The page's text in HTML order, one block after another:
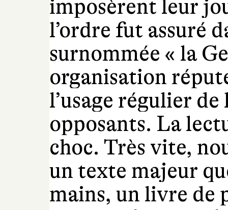
imposèrent leur
l’ordre fut assuré
surnommée « la
organisation
l’usage régulier
opposants. La
choc. Très vite,
un texte majeur
mains, un livre de